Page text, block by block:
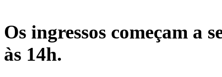
Os ingressos começam a
às 14h.